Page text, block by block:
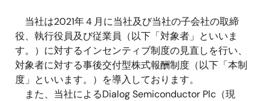
当社は2021年４月に当社及び当社の子会社の取締
役、執行役員及び従業員（以下「対象者」といいま
す。）に対するインセンティブ制度の見直しを行い、
対象者に対する事後交付型株式報酬制度（以下「本制
度」といいます。）を導入しております。
また、当社によるDialog Semiconductor Plc（現